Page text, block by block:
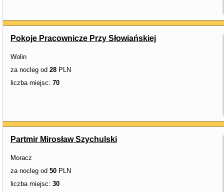
Pokoje Pracownicze Przy Słowiańskiej
Wolin
za nocleg od 28 PLN
liczba miejsc: 70
Partmir Mirosław Szychulski
Moracz
za nocleg od 50 PLN
liczba miejsc: 30